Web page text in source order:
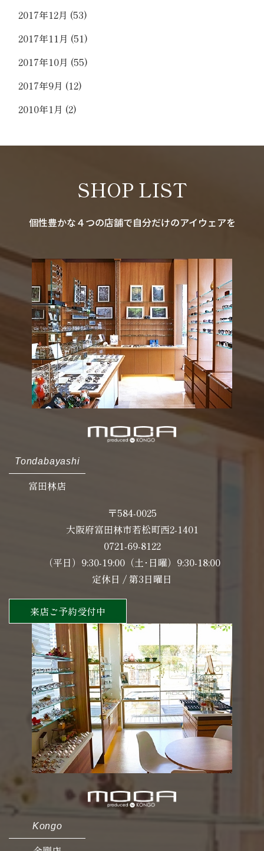
2017年12月 (53)
2017年11月 (51)
2017年10月 (55)
2017年9月 (12)
2010年1月 (2)
SHOP LIST
個性豊かな４つの店舗で自分だけのアイウェアを
Tondabayashi
富田林店
〒584-0025
大阪府富田林市若松町西2-1401
0721-69-8122
（平日）9:30-19:00（土･日曜）9:30-18:00
定休日 / 第3日曜日
来店ご予約受付中
Kongo